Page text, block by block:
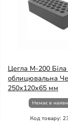
Цегла М-200
облицювальна
250х120х65 мм
Немає в
Код товару: